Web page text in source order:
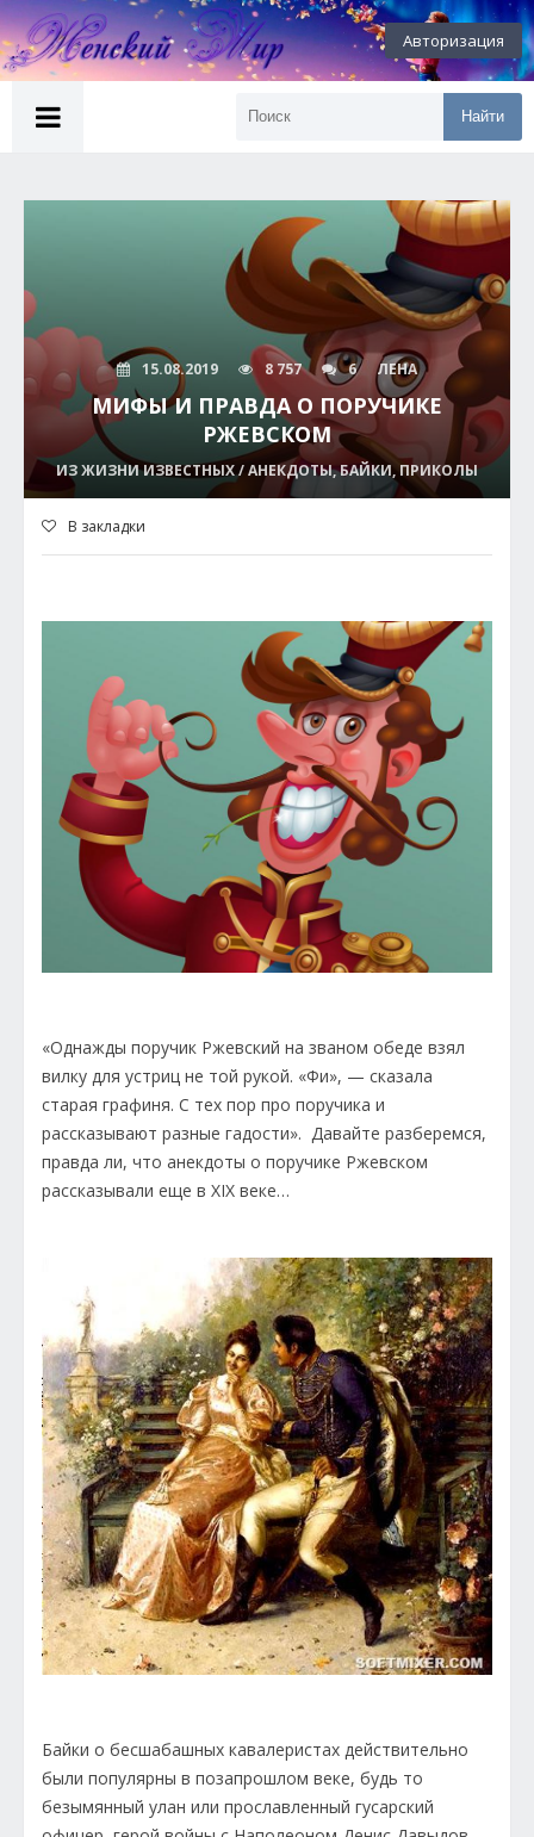
Авторизация
Найти
15.08.2019 8 757 6 ЛЕНА
МИФЫ И ПРАВДА О ПОРУЧИКЕ
РЖЕВСКОМ
ИЗ ЖИЗНИ ИЗВЕСТНЫХ / АНЕКДОТЫ, БАЙКИ, ПРИКОЛЫ
В закладки
«Однажды поручик Ржевский на званом обеде взял
вилку для устриц не той рукой. «Фи», — сказала
старая графиня. С тех пор про поручика и
рассказывают разные гадости». Давайте разберемся,
правда ли, что анекдоты о поручике Ржевском
рассказывали еще в XIX веке…
Байки о бесшабашных кавалеристах действительно
были популярны в позапрошлом веке, будь то
безымянный улан или прославленный гусарский